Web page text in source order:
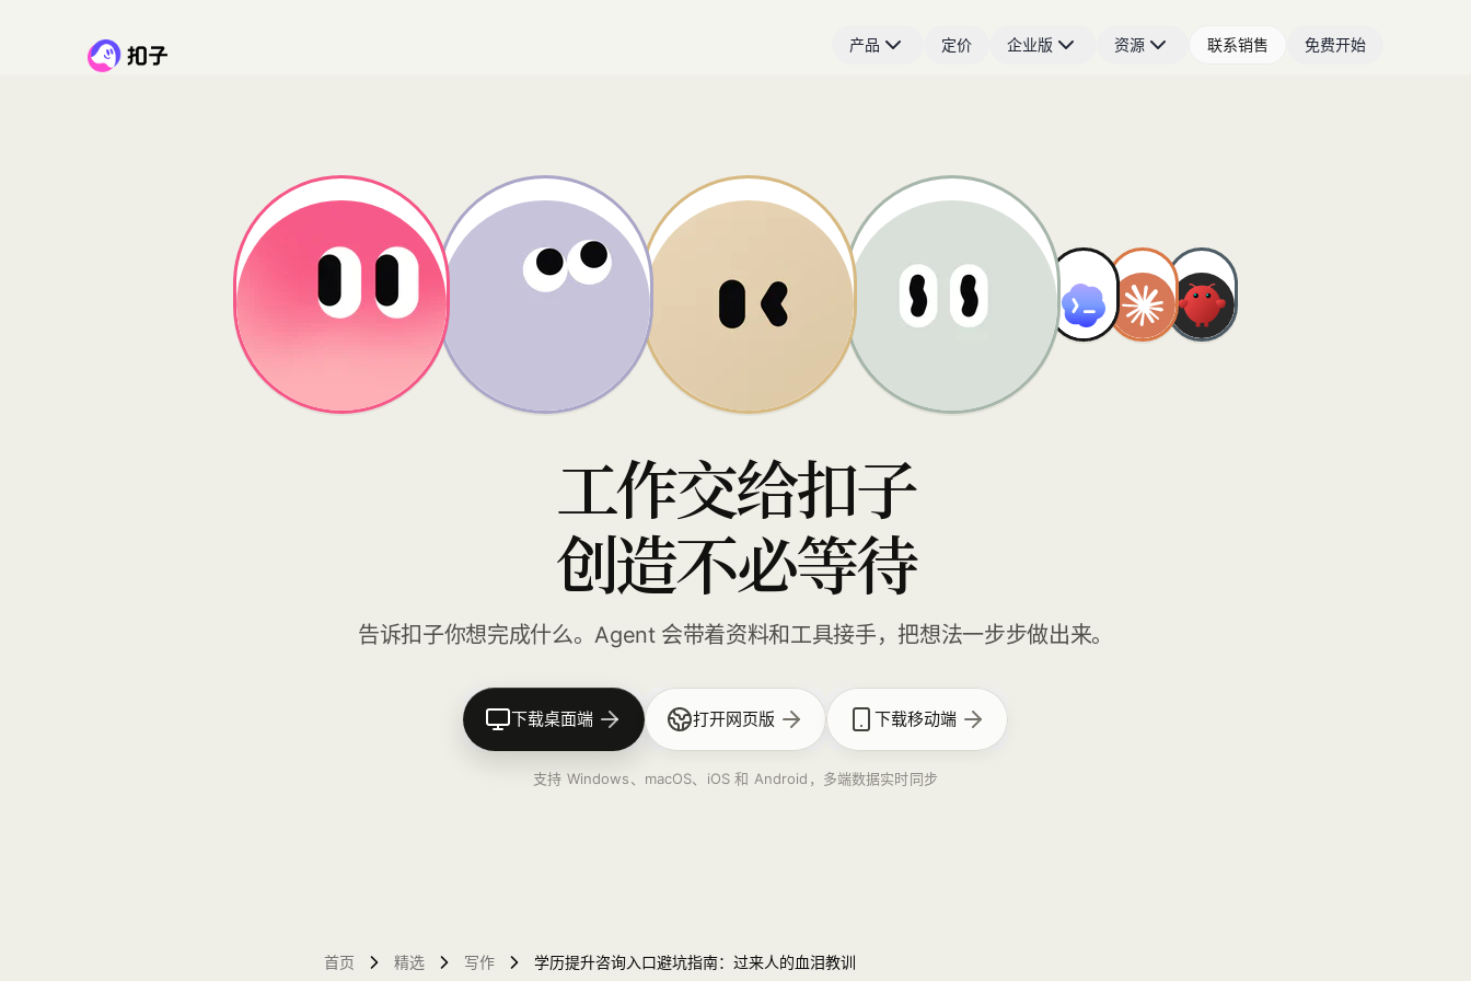
产品 定价 企业版 资源 联系销售 免费开始
工作交给扣子
创造不必等待
告诉扣子你想完成什么。Agent 会带着资料和工具接手，把想法一步步做出来。
下载桌面端 打开网页版 下载移动端
支持 Windows、macOS、iOS 和 Android，多端数据实时同步
首页 精选 写作 学历提升咨询入口避坑指南：过来人的血泪教训